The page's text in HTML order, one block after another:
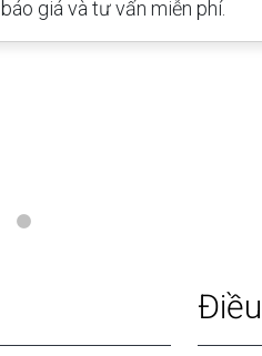
báo giá và tư vấn miễn phí.